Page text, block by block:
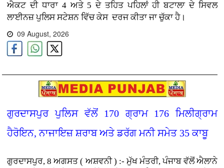
ਐਕਟ ਦੀ ਧਾਰਾ 4 ਅਤੇ 5 ਦੇ ਤਹਿਤ ਪਹਿਲਾਂ ਹੀ ਬਟਾਲਾ ਦੇ ਸਿਵਲ
ਲਾਈਨਜ਼ ਪੁਲਿਸ ਸਟੇਸ਼ਨ ਵਿੱਚ ਕੇਸ ਦਰਜ ਕੀਤਾ ਜਾ ਚੁੱਕਾ ਹੈ।
09 August, 2026
ਗੁਰਦਾਸਪੁਰ ਪੁਲਿਸ ਵੱਲੋਂ 170 ਗ੍ਰਾਮ 176 ਮਿਲੀਗ੍ਰਾਮ
ਹੈਰੋਇਨ, ਨਾਜਾਇਜ਼ ਸ਼ਰਾਬ ਅਤੇ ਡਰੱਗ ਮਨੀ ਸਮੇਤ 35 ਕਾਬੂ
ਗੁਰਦਾਸਪੁਰ, 8 ਅਗਸਤ ( ਅਸ਼ਵਨੀ ) :- ਮੁੱਖ ਮੰਤਰੀ, ਪੰਜਾਬ ਵੱਲੋਂ ਐਲਾਨੇ